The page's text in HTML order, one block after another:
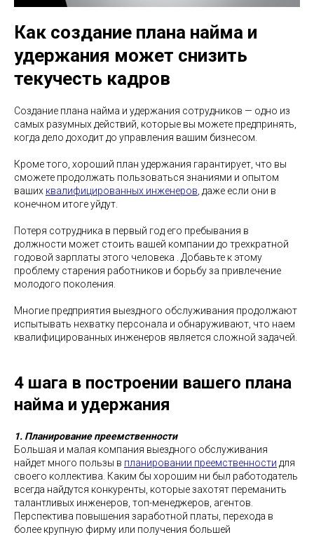
Как создание плана найма и
удержания может снизить
текучесть кадров
Создание плана найма и удержания сотрудников — одно из
самых разумных действий, которые вы можете предпринять,
когда дело доходит до управления вашим бизнесом.
Кроме того, хороший план удержания гарантирует, что вы
сможете продолжать пользоваться знаниями и опытом
ваших квалифицированных инженеров , даже если они в
конечном итоге уйдут.
Потеря сотрудника в первый год его пребывания в
должности может стоить вашей компании до трехкратной
годовой зарплаты этого человека . Добавьте к этому
проблему старения работников и борьбу за привлечение
молодого поколения.
Многие предприятия выездного обслуживания продолжают
испытывать нехватку персонала и обнаруживают, что наем
квалифицированных инженеров является сложной задачей.
4 шага в построении вашего плана
найма и удержания
1. Планирование преемственности
Большая и малая компания выездного обслуживания
найдет много пользы в планировании преемственности для
своего коллектива. Каким бы хорошим ни был работодатель
всегда найдутся конкуренты, которые захотят переманить
талантливых инженеров, топ-менеджеров, агентов.
Перспектива повышения заработной платы, перехода в
более крупную фирму или получения большей